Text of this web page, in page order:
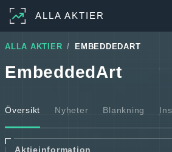
ALLA AKTIER
ALLA AKTIER EMBEDDEDART
EmbeddedArt
Översikt Nyheter Blankning
Aktieinformation